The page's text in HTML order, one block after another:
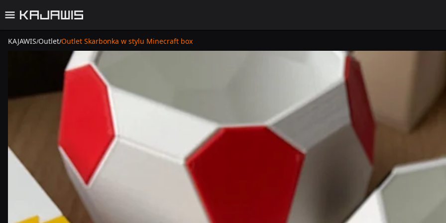
KAJAWIS/Outlet/Outlet Skarbonka w stylu Minecraft box